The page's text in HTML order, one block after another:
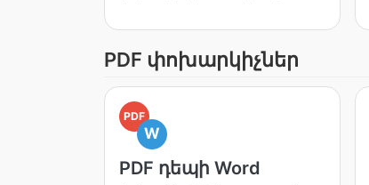
PDF փոխարկիչներ
PDF
W
PDF դեպի Word